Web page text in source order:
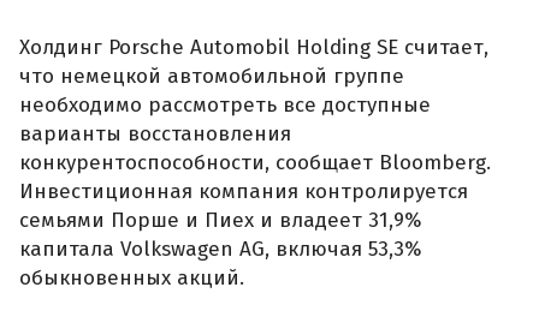
Холдинг Porsche Automobil Holding SE считает,
что немецкой автомобильной группе
необходимо рассмотреть все доступные
варианты восстановления
конкурентоспособности, сообщает Bloomberg.
Инвестиционная компания контролируется
семьями Порше и Пиех и владеет 31,9%
капитала Volkswagen AG, включая 53,3%
обыкновенных акций.